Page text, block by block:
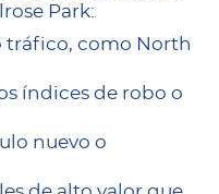
Park:
tráfico, como North
índices de robo o
nuevo o